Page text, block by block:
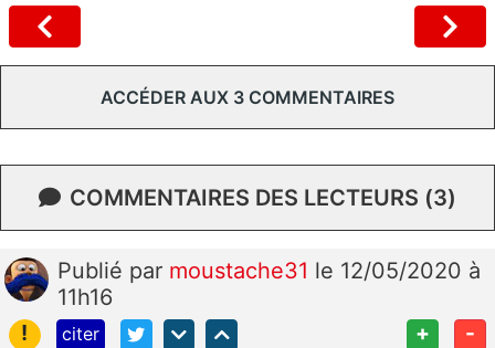
ACCÉDER AUX 3 COMMENTAIRES
COMMENTAIRES DES LECTEURS (3)
Publié par moustache31 le 12/05/2020 à
11h16
!
citer + -